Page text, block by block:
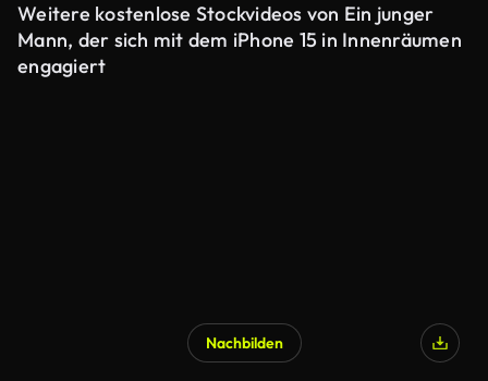
Weitere kostenlose Stockvideos von Ein junger
Mann, der sich mit dem iPhone 15 in Innenräumen
engagiert
Nachbilden